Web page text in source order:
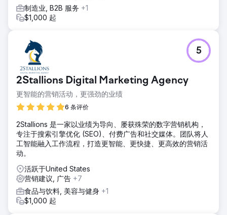
制造业, B2B 服务 +1
$1,000 起
2Stallions Digital Marketing Agency
更智能的营销活动，更强劲的业绩
6 条评价
5
2Stallions 是一家以业绩为导向、屡获殊荣的数字营销机构，
专注于搜索引擎优化 (SEO)、付费广告和社交媒体。团队将人
工智能融入工作流程，打造更智能、更快捷、更高效的营销活
动。
活跃于United States
营销建议, 广告 +7
食品与饮料, 美容与健身 +1
$1,000 起